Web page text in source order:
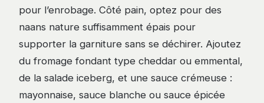
pour l’enrobage. Côté pain, optez pour des
naans nature suffisamment épais pour
supporter la garniture sans se déchirer. Ajoutez
du fromage fondant type cheddar ou emmental,
de la salade iceberg, et une sauce crémeuse :
mayonnaise, sauce blanche ou sauce épicée